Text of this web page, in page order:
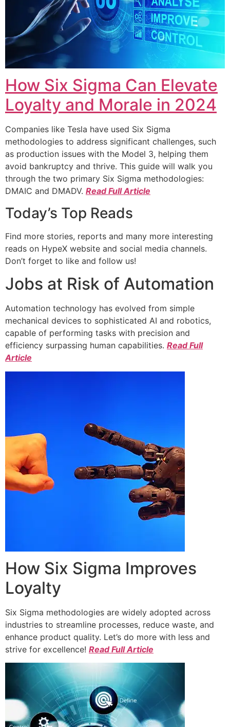
How Six Sigma Can Elevate
Loyalty and Morale in 2024
Companies like Tesla have used Six Sigma
methodologies to address significant challenges, such
as production issues with the Model 3, helping them
avoid bankruptcy and thrive. This guide will walk you
through the two primary Six Sigma methodologies:
DMAIC and DMADV. Read Full Article
Today’s Top Reads
Find more stories, reports and many more interesting
reads on HypeX website and social media channels.
Don’t forget to like and follow us!
Jobs at Risk of Automation
Automation technology has evolved from simple
mechanical devices to sophisticated AI and robotics,
capable of performing tasks with precision and
efficiency surpassing human capabilities. Read Full
Article
How Six Sigma Improves
Loyalty
Six Sigma methodologies are widely adopted across
industries to streamline processes, reduce waste, and
enhance product quality. Let’s do more with less and
strive for excellence! Read Full Article